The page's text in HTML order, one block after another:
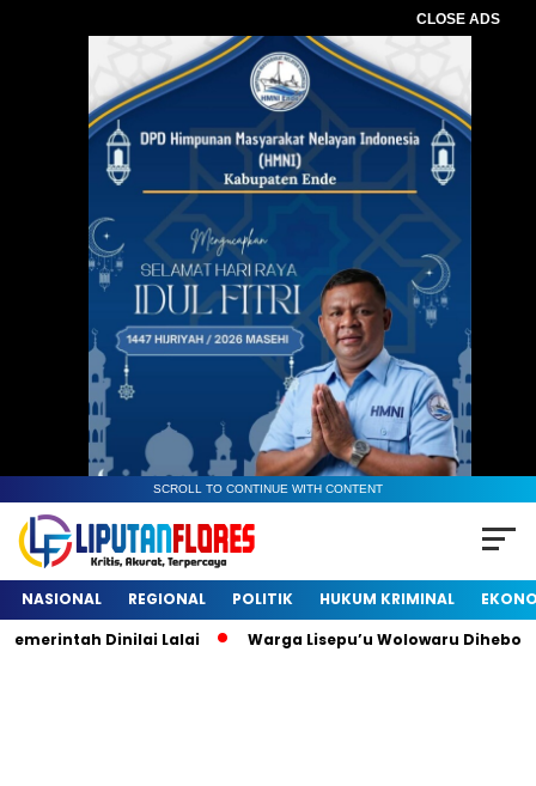
CLOSE ADS
SCROLL TO CONTINUE WITH CONTENT
NASIONAL REGIONAL POLITIK HUKUM KRIMINAL
Dinilai Lalai
Warga Lisepu’u Wolowaru